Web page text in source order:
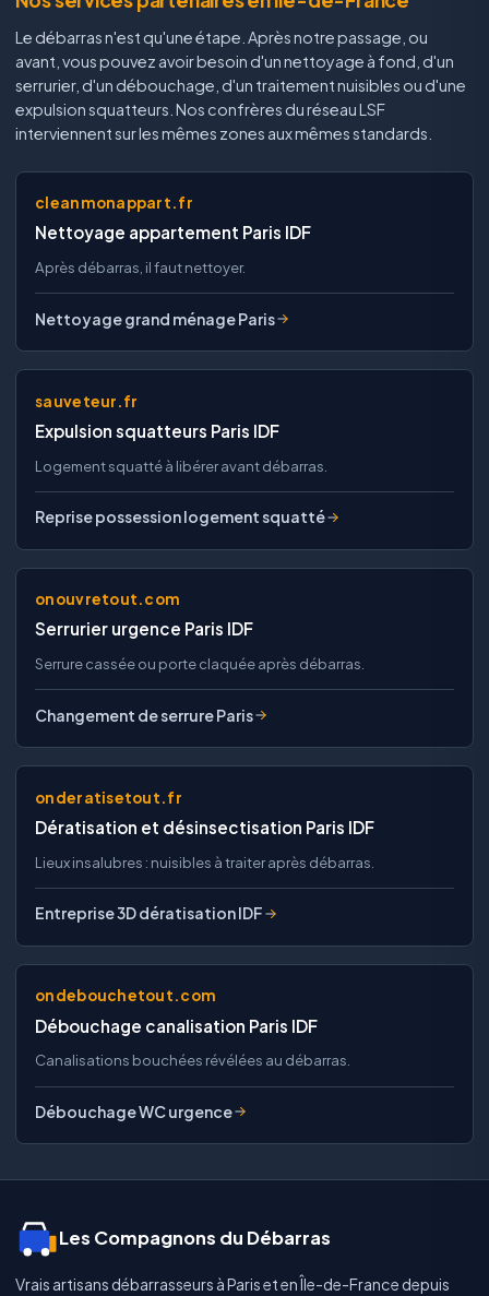
Le débarras n'est qu'une étape. Après notre passage, ou
avant, vous pouvez avoir besoin d'un nettoyage à fond, d'un
serrurier, d'un débouchage, d'un traitement nuisibles ou d'une
expulsion squatteurs. Nos confrères du réseau LSF
interviennent sur les mêmes zones aux mêmes standards.
cleanmonappart.fr
Nettoyage appartement Paris IDF
Après débarras, il faut nettoyer.
Nettoyage grand ménage Paris
sauveteur.fr
Expulsion squatteurs Paris IDF
Logement squatté à libérer avant débarras.
Reprise possession logement squatté
onouvretout.com
Serrurier urgence Paris IDF
Serrure cassée ou porte claquée après débarras.
Changement de serrure Paris
onderatisetout.fr
Dératisation et désinsectisation Paris IDF
Lieux insalubres : nuisibles à traiter après débarras.
Entreprise 3D dératisation IDF
ondebouchetout.com
Débouchage canalisation Paris IDF
Canalisations bouchées révélées au débarras.
Débouchage WC urgence
Les Compagnons du Débarras
Vrais artisans débarrasseurs à Paris et en Île-de-France depuis